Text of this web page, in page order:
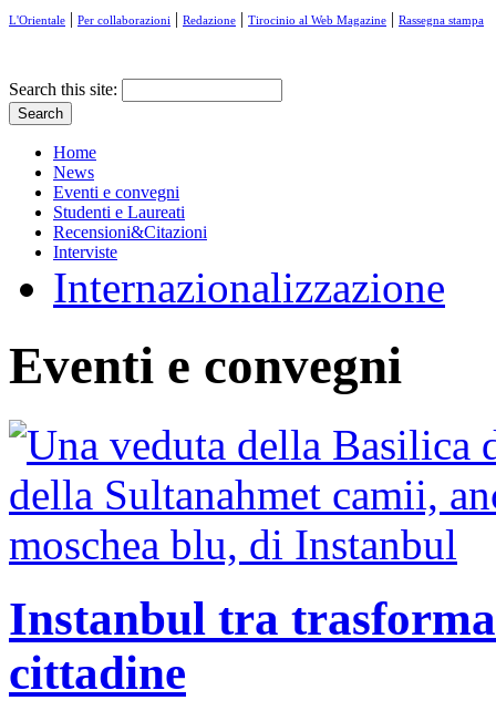
L'Orientale | Per collaborazioni | Redazione | Tirocinio al Web Magazine | Rassegna stampa
Search this site:
Home
News
Eventi e convegni
Studenti e Laureati
Recensioni&Citazioni
Interviste
Internazionalizzazione
Eventi e convegni
Instanbul tra
cittadine